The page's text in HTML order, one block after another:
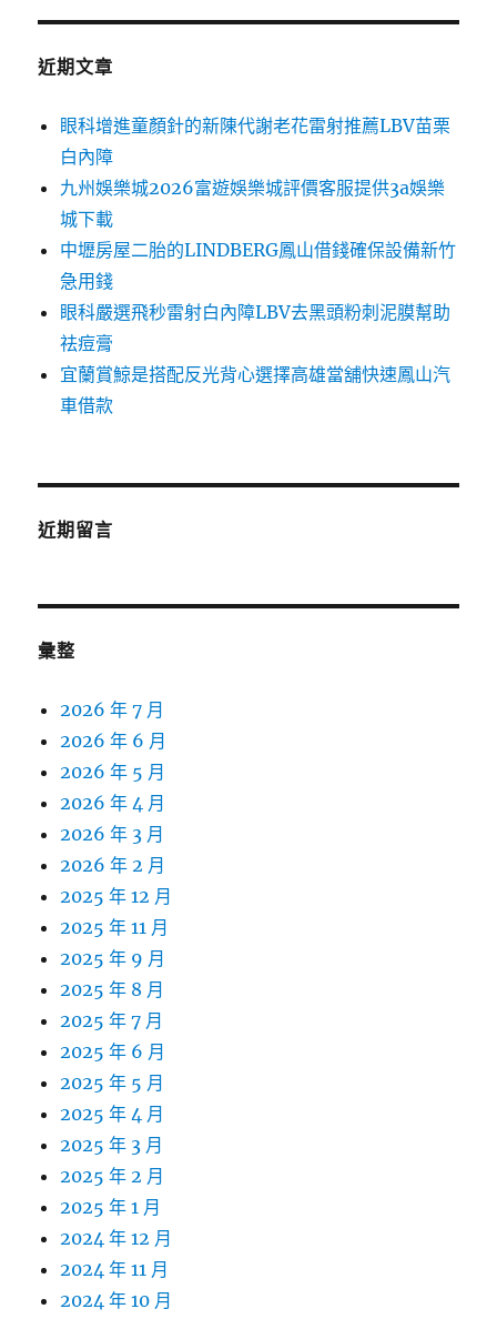
近期文章
眼科增進童顏針的新陳代謝老花雷射推薦LBV苗栗
白內障
九州娛樂城2026富遊娛樂城評價客服提供3a娛樂
城下載
中壢房屋二胎的LINDBERG鳳山借錢確保設備新竹
急用錢
眼科嚴選飛秒雷射白內障LBV去黑頭粉刺泥膜幫助
祛痘膏
宜蘭賞鯨是搭配反光背心選擇高雄當舖快速鳳山汽
車借款
近期留言
彙整
2026 年 7 月
2026 年 6 月
2026 年 5 月
2026 年 4 月
2026 年 3 月
2026 年 2 月
2025 年 12 月
2025 年 11 月
2025 年 9 月
2025 年 8 月
2025 年 7 月
2025 年 6 月
2025 年 5 月
2025 年 4 月
2025 年 3 月
2025 年 2 月
2025 年 1 月
2024 年 12 月
2024 年 11 月
2024 年 10 月